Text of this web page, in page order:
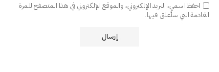
احفظ اسمي، البريد الإلكتروني، والموقع الإلكتروني في هذا المتصفح للمرة
القادمة التي سأعلق فيها.